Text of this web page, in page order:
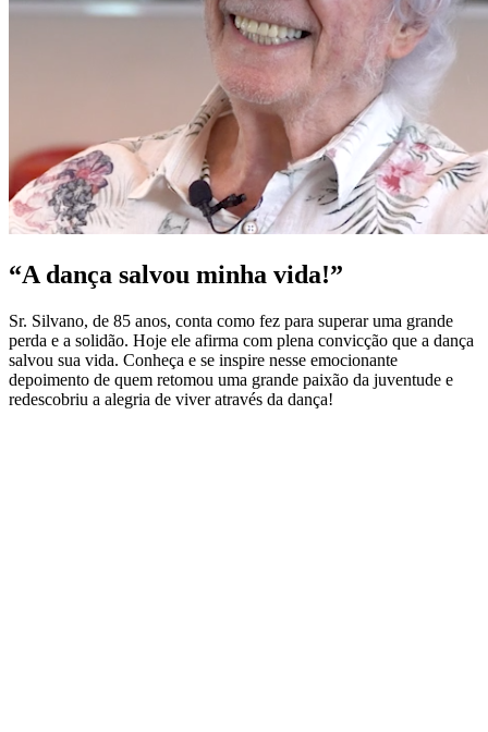
“A dança salvou minha vida!”
Sr. Silvano, de 85 anos, conta como fez para superar uma grande
perda e a solidão. Hoje ele afirma com plena convicção que a dança
salvou sua vida. Conheça e se inspire nesse emocionante
depoimento de quem retomou uma grande paixão da juventude e
redescobriu a alegria de viver através da dança!